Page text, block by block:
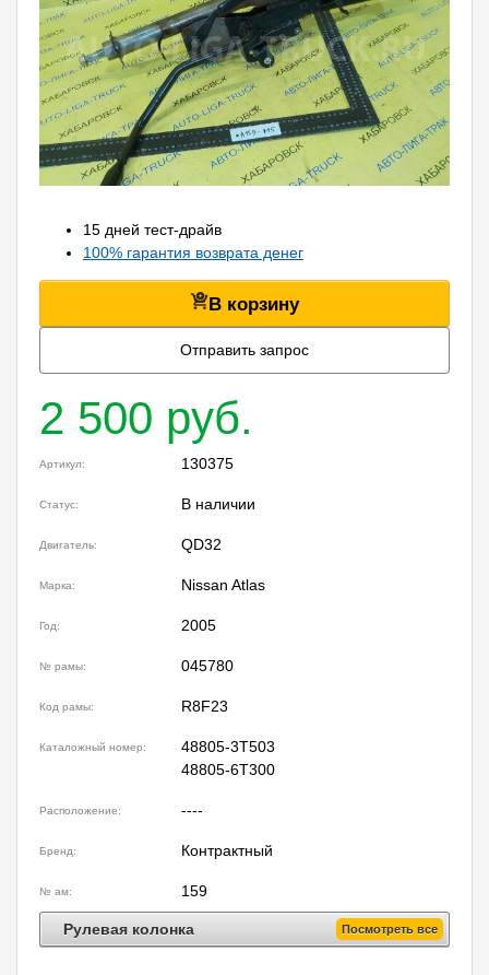
15 дней тест-драйв
100% гарантия возврата денег
В корзину
Отправить запрос
2 500 руб.
Артикул: 130375
Статус: В наличии
Двигатель: QD32
Марка: Nissan Atlas
Год: 2005
№ рамы: 045780
Код рамы: R8F23
Каталожный номер:
48805-3T503
48805-6T300
Расположение: ----
Бренд: Контрактный
№ ам: 159
Рулевая колонка Посмотреть все